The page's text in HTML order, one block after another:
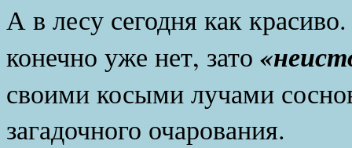
А в лесу сегодня как
конечно уже нет, зато
своими косыми лучами
загадочного очарования.